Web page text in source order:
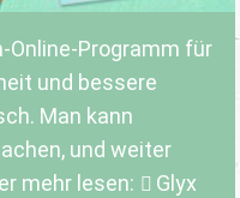
Online-Programm für
und bessere
Man kann
und weiter
mehr lesen:
Glyx